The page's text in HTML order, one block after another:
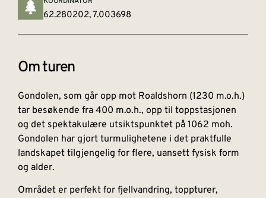
62.280202, 7.003698
Om turen
Gondolen, som går opp mot Roaldshorn (1230 m.o.h.)
tar besøkende fra 400 m.o.h., opp til toppstasjonen
og det spektakulære utsiktspunktet på 1062 moh.
Gondolen har gjort turmulighetene i det praktfulle
landskapet tilgjengelig for flere, uansett fysisk form
og alder.
Området er perfekt for fjellvandring, toppturer,